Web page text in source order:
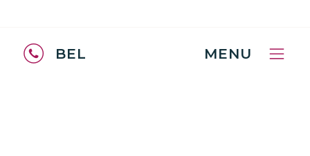
BEL MENU